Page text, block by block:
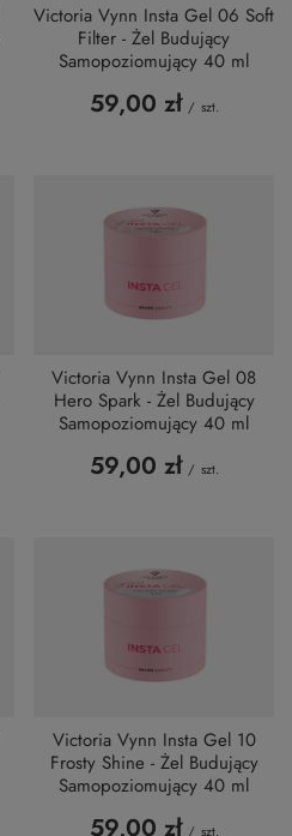
Victoria Vynn Insta Gel 06 Soft
Filter - Żel Budujący
Samopoziomujący 40 ml
59,00 zł / szt.
Victoria Vynn Insta Gel 08
Hero Spark - Żel Budujący
Samopoziomujący 40 ml
59,00 zł / szt.
Victoria Vynn Insta Gel 10
Frosty Shine - Żel Budujący
Samopoziomujący 40 ml
59,00 zł / szt.